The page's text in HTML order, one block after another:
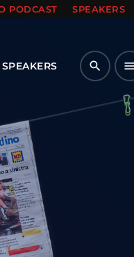
PODCAST SPEAKERS
SPEAKERS search